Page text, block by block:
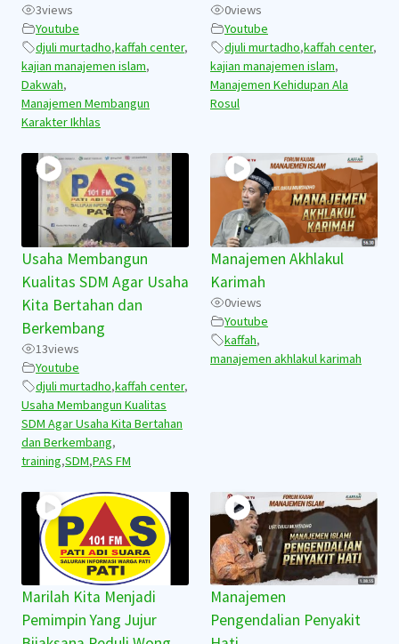
3views
Youtube
djuli murtadho,kaffah center,
kajian manajemen islam,
Dakwah,
Manajemen Membangun
Karakter Ikhlas
0views
Youtube
djuli murtadho,kaffah center,
kajian manajemen islam,
Manajemen Kehidupan Ala
Rosul
Usaha Membangun
Kualitas SDM Agar Usaha
Kita Bertahan dan
Berkembang
13views
Youtube
djuli murtadho,kaffah center,
Usaha Membangun Kualitas
SDM Agar Usaha Kita Bertahan
dan Berkembang,
training,SDM,PAS FM
Manajemen Akhlakul
Karimah
0views
Youtube
kaffah,
manajemen akhlakul karimah
Marilah Kita Menjadi
Pemimpin Yang Jujur
Manajemen
Pengendalian Penyakit